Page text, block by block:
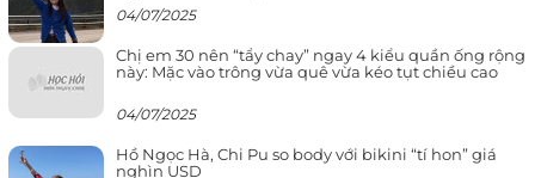
04/07/2025
Chị em 30 nên “tẩy chay” ngay 4 kiểu quần ống rộng
này: Mặc vào trông vừa quê vừa kéo tụt chiều cao
04/07/2025
Hồ Ngọc Hà, Chi Pu so body với bikini “tí hon” giá
nghìn USD